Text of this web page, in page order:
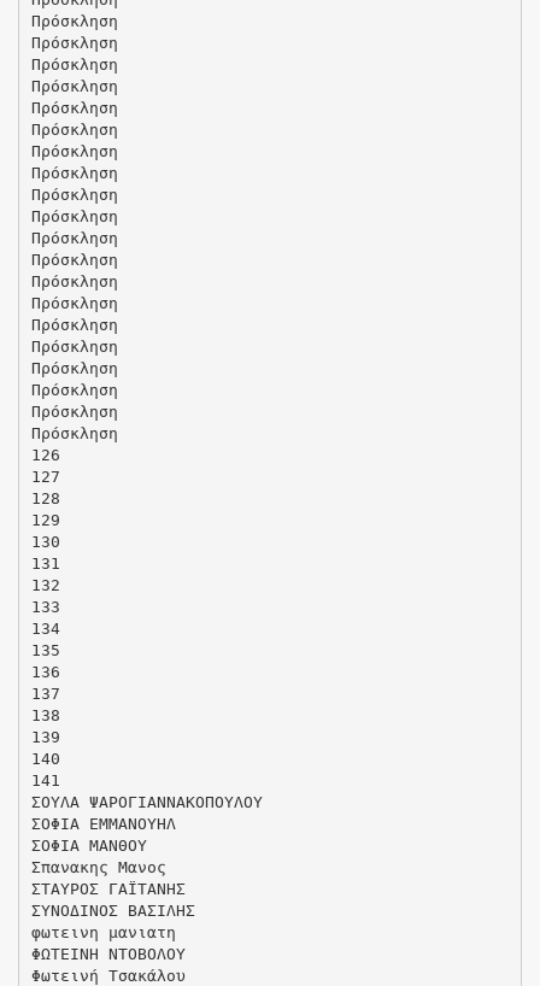
Πρόσκληση
Πρόσκληση
Πρόσκληση
Πρόσκληση
Πρόσκληση
Πρόσκληση
Πρόσκληση
Πρόσκληση
Πρόσκληση
Πρόσκληση
Πρόσκληση
Πρόσκληση
Πρόσκληση
Πρόσκληση
Πρόσκληση
Πρόσκληση
Πρόσκληση
Πρόσκληση
Πρόσκληση
Πρόσκληση
126
127
128
129
130
131
132
133
134
135
136
137
138
139
140
141
ΣΟΥΛΑ ΨΑΡΟΓΙΑΝΝΑΚΟΠΟΥΛΟΥ
ΣΟΦΙΑ ΕΜΜΑΝΟΥΗΛ
ΣΟΦΙΑ ΜΑΝΘΟΥ
Σπανακης Μανος
ΣΤΑΥΡΟΣ ΓΑΪΤΑΝΗΣ
ΣΥΝΟΔΙΝΟΣ ΒΑΣΙΛΗΣ
φωτεινη μανιατη
ΦΩΤΕΙΝΗ ΝΤΟΒΟΛΟΥ
Φωτεινή Τσακάλου